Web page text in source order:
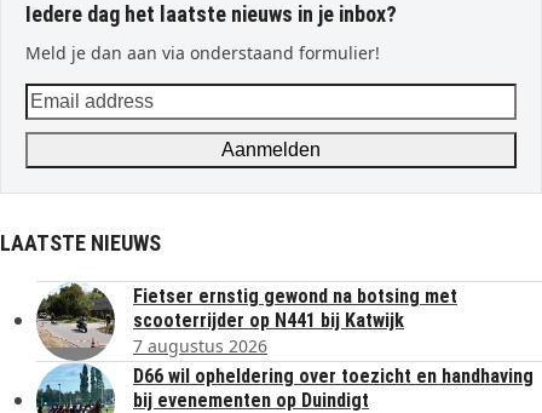
Iedere dag het laatste nieuws in je inbox?
Meld je dan aan via onderstaand formulier!
Email
address
Aanmelden
LAATSTE NIEUWS
Fietser ernstig gewond na botsing met
scooterrijder op N441 bij Katwijk
7 augustus 2026
D66 wil opheldering over toezicht en handhaving
bij evenementen op Duindigt